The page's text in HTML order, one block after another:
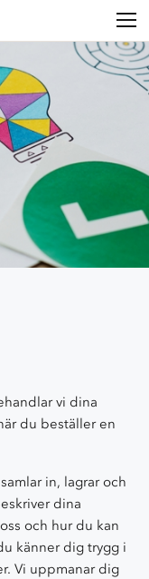
vi dina
du beställer en
in, lagrar och
dina
och hur du kan
känner dig trygg i
Vi uppmanar dig